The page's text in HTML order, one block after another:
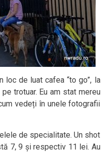
loc de luat cafea “to go”, la
trotuar. Eu am stat mereu
vedeți în unele fotografii
de specialitate. Un shot
7, 9 și respectiv 11 lei. Au